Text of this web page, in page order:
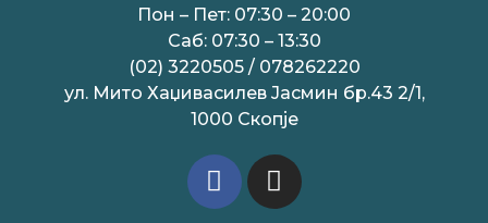
Пон – Пет: 07:30 – 20:00
Саб: 07:30 – 13:30
(02) 3220505 / 078262220
ул. Мито Хаџивасилев Јасмин бр.43 2/1,
1000 Скопје